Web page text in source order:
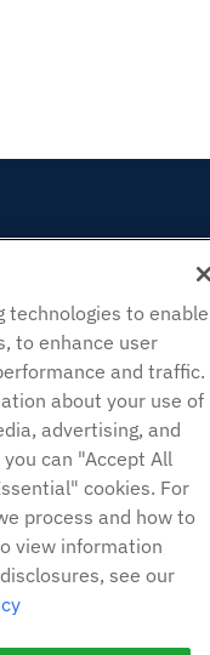
معنا
الدعم
على البريد الاليكتروني
technologies to enable
to enhance user
and traffic.
about your use of
advertising, and
can "Accept All
cookies. For
process and how to
view information
see our